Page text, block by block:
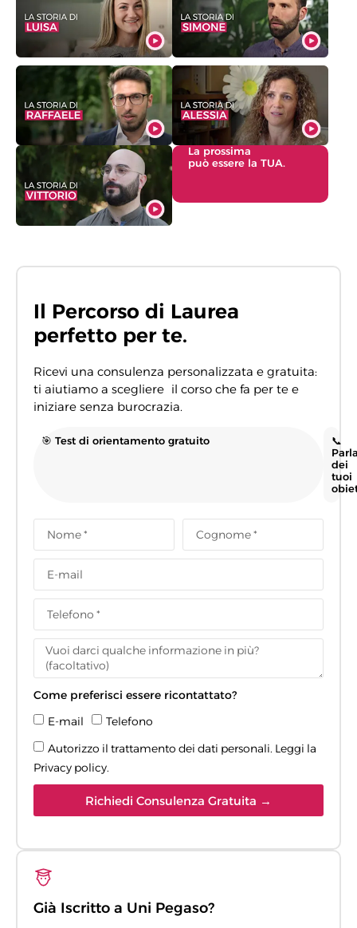
La prossima
può essere la TUA.
Il Percorso di Laurea
perfetto per te.
Ricevi una consulenza personalizzata e gratuita:
ti aiutiamo a scegliere il corso che fa per te e
iniziare senza burocrazia.
🎯 Test di orientamento gratuito
📞
dei
tuoi
Come preferisci essere ricontattato?
E-mail
Telefono
Autorizzo il trattamento dei dati personali. Leggi la
Privacy policy.
Richiedi Consulenza Gratuita →
Già Iscritto a Uni Pegaso?